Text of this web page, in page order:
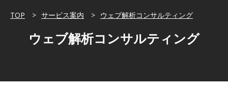
TOP サービス案内 ウェブ解析コンサルティング
ウェブ解析コンサルティング